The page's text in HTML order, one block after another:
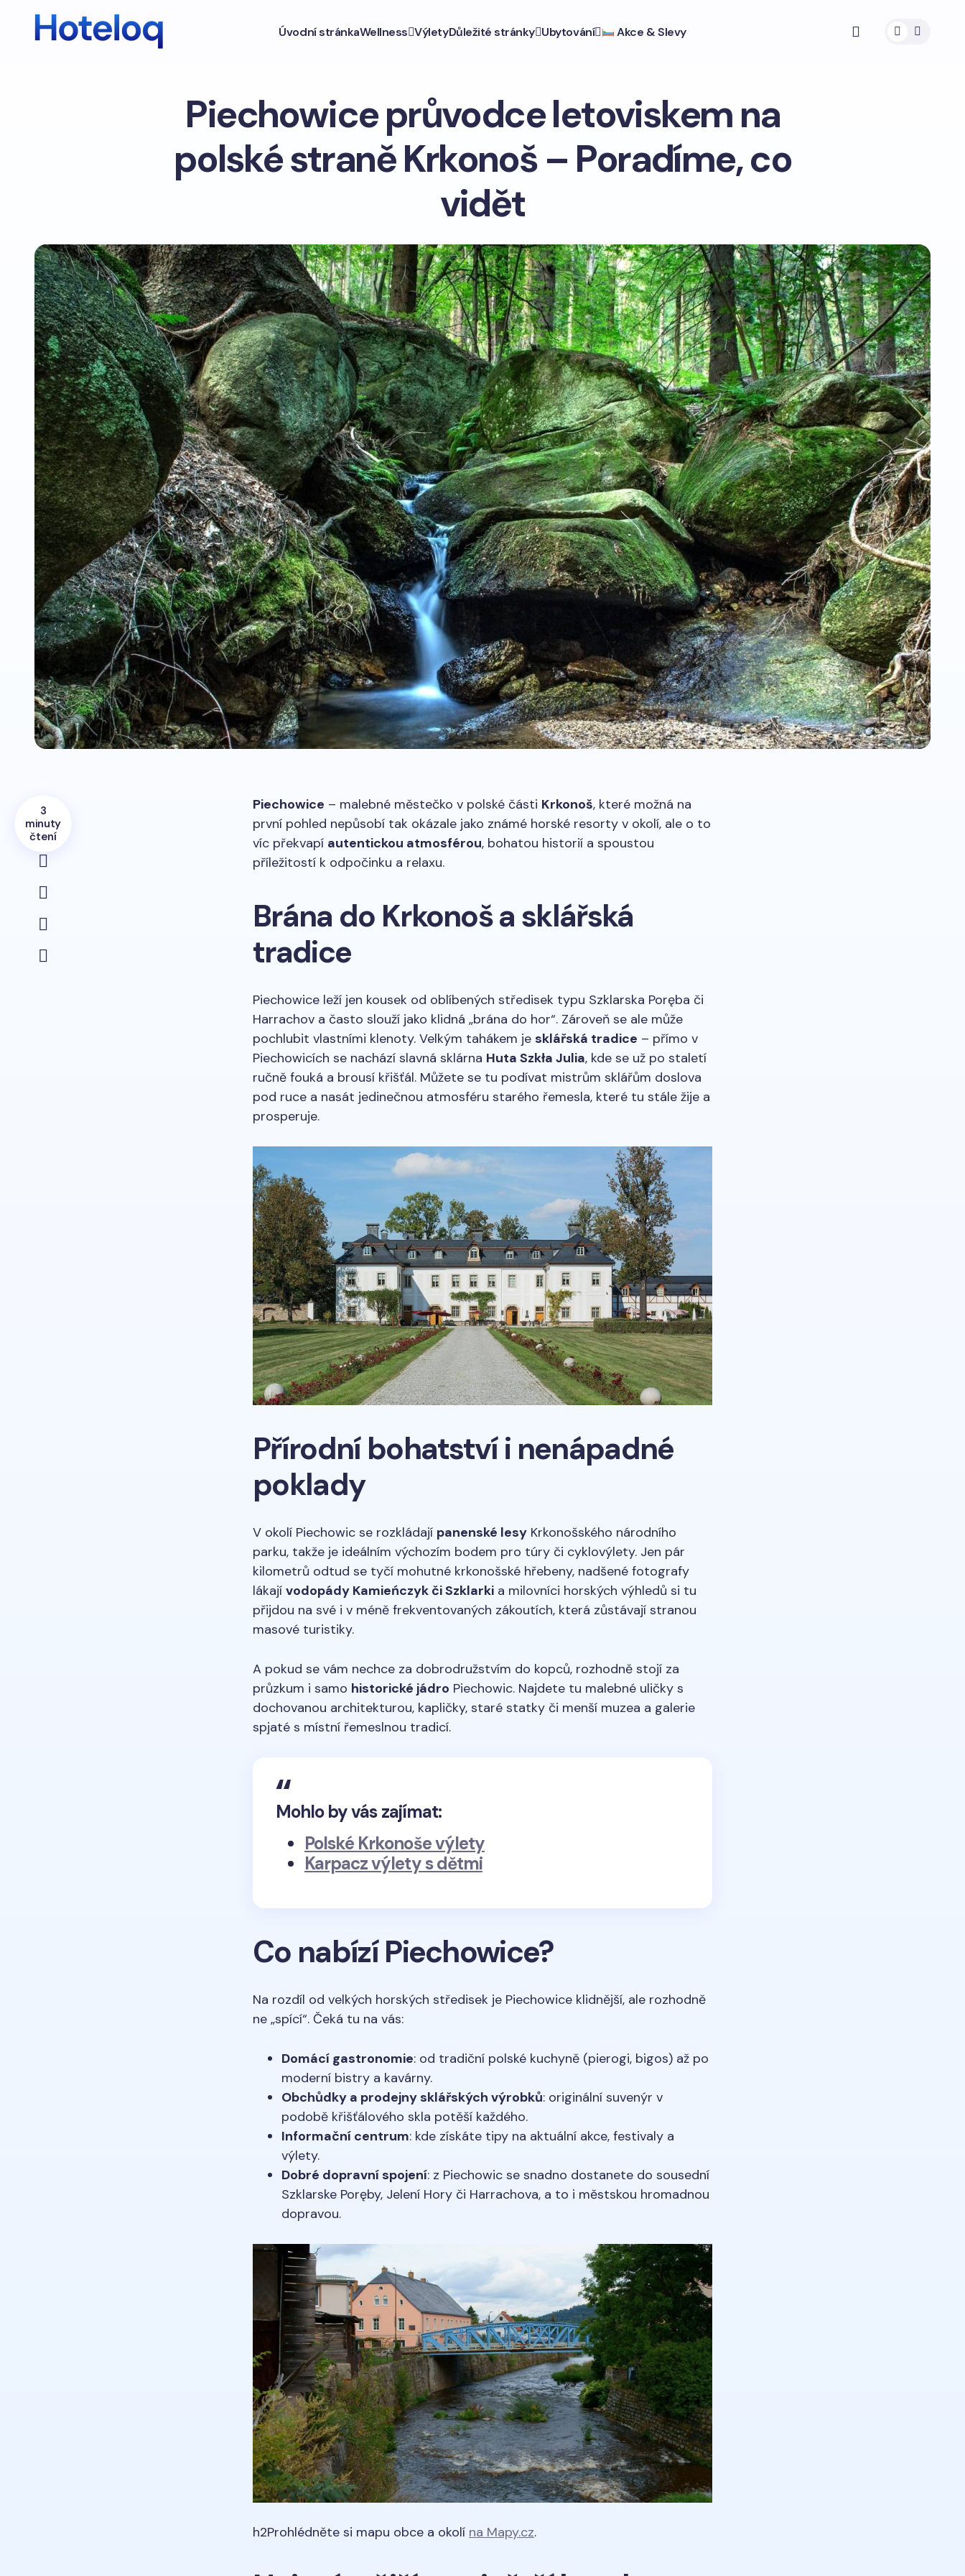
Úvodní stránkaWellness VýletyDůležité stránky Ubytování Akce & Slevy
Piechowice průvodce letoviskem na
polské straně Krkonoš – Poradíme, co
vidět
3
minuty
čtení
Piechowice – malebné městečko v polské části Krkonoš, které možná na
první pohled nepůsobí tak okázale jako známé horské resorty v okolí, ale o to
víc překvapí autentickou atmosférou, bohatou historií a spoustou
příležitostí k odpočinku a relaxu.
Brána do Krkonoš a sklářská
tradice
Piechowice leží jen kousek od oblíbených středisek typu Szklarska Poręba či
Harrachov a často slouží jako klidná „brána do hor“. Zároveň se ale může
pochlubit vlastními klenoty. Velkým tahákem je sklářská tradice – přímo v
Piechowicích se nachází slavná sklárna Huta Szkła Julia, kde se už po staletí
ručně fouká a brousí křišťál. Můžete se tu podívat mistrům sklářům doslova
pod ruce a nasát jedinečnou atmosféru starého řemesla, které tu stále žije a
prosperuje.
Přírodní bohatství i nenápadné
poklady
V okolí Piechowic se rozkládají panenské lesy Krkonošského národního
parku, takže je ideálním výchozím bodem pro túry či cyklovýlety. Jen pár
kilometrů odtud se tyčí mohutné krkonošské hřebeny, nadšené fotografy
lákají vodopády Kamieńczyk či Szklarki a milovníci horských výhledů si tu
přijdou na své i v méně frekventovaných zákoutích, která zůstávají stranou
masové turistiky.
A pokud se vám nechce za dobrodružstvím do kopců, rozhodně stojí za
průzkum i samo historické jádro Piechowic. Najdete tu malebné uličky s
dochovanou architekturou, kapličky, staré statky či menší muzea a galerie
spjaté s místní řemeslnou tradicí.
Mohlo by vás zajímat:
Polské Krkonoše výlety
Karpacz výlety s dětmi
Co nabízí Piechowice?
Na rozdíl od velkých horských středisek je Piechowice klidnější, ale rozhodně
ne „spící“. Čeká tu na vás:
Domácí gastronomie: od tradiční polské kuchyně (pierogi, bigos) až po
moderní bistry a kavárny.
Obchůdky a prodejny sklářských výrobků: originální suvenýr v
podobě křišťálového skla potěší každého.
Informační centrum: kde získáte tipy na aktuální akce, festivaly a
výlety.
Dobré dopravní spojení: z Piechowic se snadno dostanete do sousední
Szklarske Poręby, Jelení Hory či Harrachova, a to i městskou hromadnou
dopravou.
h2Prohlédněte si mapu obce a okolí na Mapy.cz.